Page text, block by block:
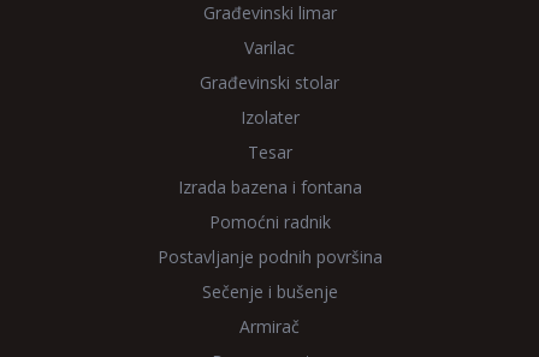
Građevinski limar
Varilac
Građevinski stolar
Izolater
Tesar
Izrada bazena i fontana
Pomoćni radnik
Postavljanje podnih površina
Sečenje i bušenje
Armirač